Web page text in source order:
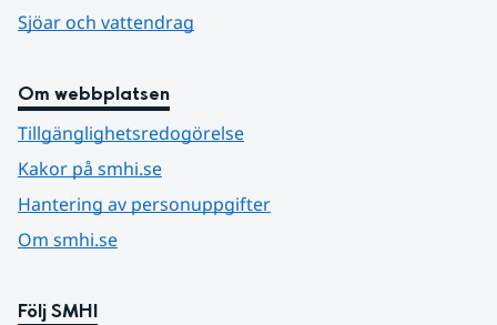
Sjöar och vattendrag
Om webbplatsen
Tillgänglighetsredogörelse
Kakor på smhi.se
Hantering av personuppgifter
Om smhi.se
Följ SMHI